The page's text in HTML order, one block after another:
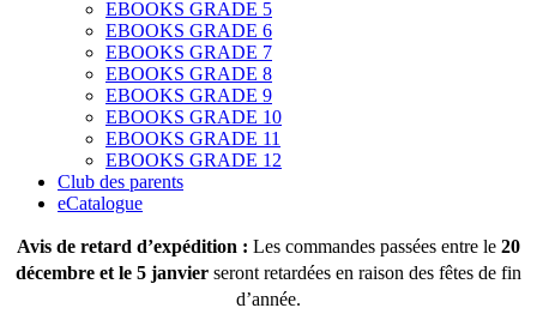
EBOOKS GRADE 5
EBOOKS GRADE 6
EBOOKS GRADE 7
EBOOKS GRADE 8
EBOOKS GRADE 9
EBOOKS GRADE 10
EBOOKS GRADE 11
EBOOKS GRADE 12
Club des parents
eCatalogue
Avis de retard d’expédition : Les commandes passées entre le 20
décembre et le 5 janvier seront retardées en raison des fêtes de fin
d’année.